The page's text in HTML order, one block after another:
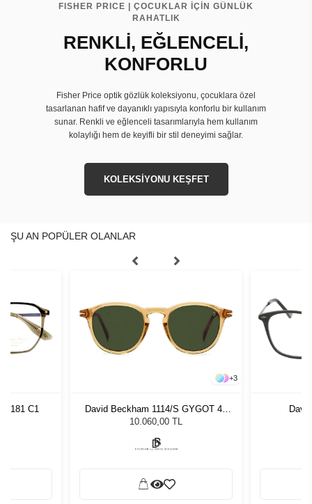
FISHER PRICE | ÇOCUKLAR İÇİN GÜNLÜK
RAHATLIK
RENKLİ, EĞLENCELİ,
KONFORLU
Fisher Price optik gözlük koleksiyonu, çocuklara özel
tasarlanan hafif ve dayanıklı yapısıyla konforlu bir kullanım
sunar. Renkli ve eğlenceli tasarımlarıyla hem kullanım
kolaylığı hem de keyifli bir stil deneyimi sağlar.
KOLEKSİYONU KEŞFET
ŞU AN POPÜLER OLANLAR
C1
+3
David Beckham 1114/S GYGOT 49
Unisex Güneş Gözlüğü
10.060,00 TL